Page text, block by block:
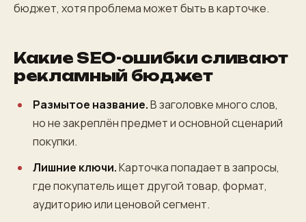
бюджет, хотя проблема может быть в карточке.
Какие SEO-ошибки сливают
рекламный бюджет
Размытое название.В заголовке много слов,
но не закреплён предмет и основной сценарий
покупки.
Лишние ключи.Карточка попадает в запросы,
где покупатель ищет другой товар, формат,
аудиторию или ценовой сегмент.